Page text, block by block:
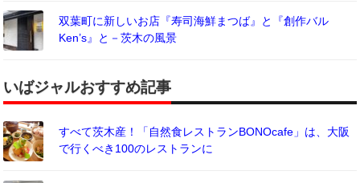
双葉町に新しいお店『寿司海鮮まつば』と『創作バル
Ken’s』と－茨木の風景
いばジャルおすすめ記事
すべて茨木産！「自然食レストランBONOcafe」は、大阪
で行くべき100のレストランに